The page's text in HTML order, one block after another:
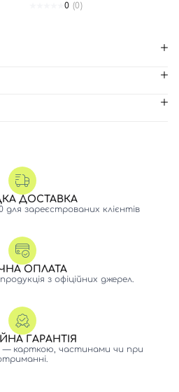
0 (0)
ДОСТАВКА
для зареєстрованих клієнтів
ОПЛАТА
з офіційних джерел.
ГАРАНТІЯ
— карткою, частинами чи при